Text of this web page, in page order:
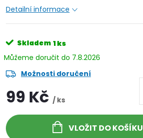
Detailní informace
Skladem 1 ks
7.8.2026
Možnosti doručení
99 Kč / ks
VLOŽIT DO KOŠÍKU